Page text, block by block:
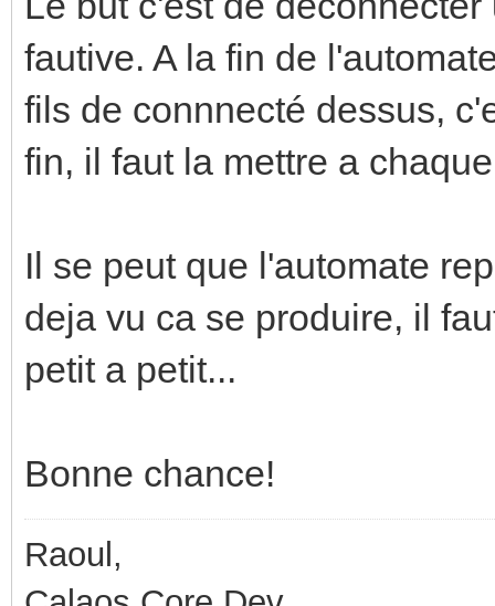
fautive. A la fin de
fils de connnecté dessus,
fin, il faut la mettre a
Il se peut que l'automate
deja vu ca se produire, il
petit a petit...
Bonne chance!
Raoul,